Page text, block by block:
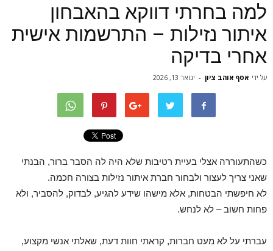
למה בחרתי דווקא בהאבחון
איתור נזילות – התרשמות אישית
אחרי בדיקה
על ידי אסף אוהב ציון - ינואר 13, 2026
כשהתעוררה אצלי בעיית רטיבות שלא היה לה הסבר ברור, הבנתי
שאני צריך לעצור ולבחור חברת איתור נזילות בצורה חכמה.
לא חיפשתי הבטחות, אלא מישהו שידע להגיע, לבדוק, להסביר, ולא
פחות חשוב – לא לנחש.
עברתי על לא מעט חברות, קראתי חוות דעת, שאלתי אנשי מקצוע,